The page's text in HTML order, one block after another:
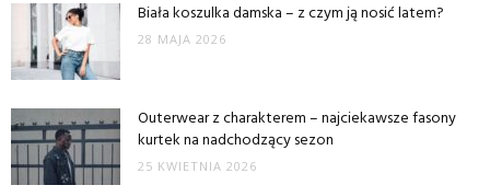
Biała koszulka damska – z czym ją nosić latem?
28 MAJA 2026
Outerwear z charakterem – najciekawsze fasony
kurtek na nadchodzący sezon
25 KWIETNIA 2026